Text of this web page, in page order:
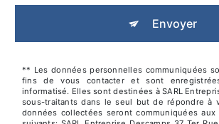
Envoyer
** Les données personnelles communiquées
fins de vous contacter et sont
informatisé. Elles sont destinées à SARL
sous-traitants dans le seul but de répondre à
données collectées seront communiquées